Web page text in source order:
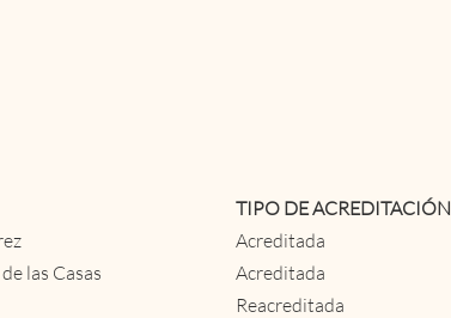
TIPO DE ACREDITACIÓN
Acreditada
las Casas
Acreditada
Reacreditada